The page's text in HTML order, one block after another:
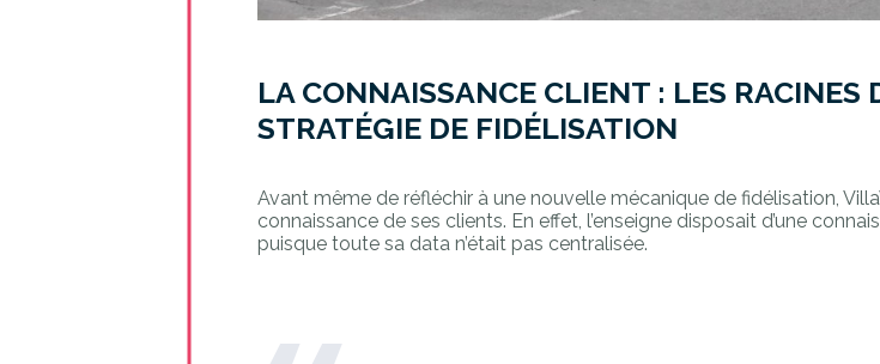
LA CONNAISSANCE CLIENT : LES RACINES
STRATÉGIE DE FIDÉLISATION
Avant même de réfléchir à une nouvelle mécanique de fidélisation,
connaissance de ses clients. En effet, l’enseigne disposait d’une
puisque toute sa data n’était pas centralisée.